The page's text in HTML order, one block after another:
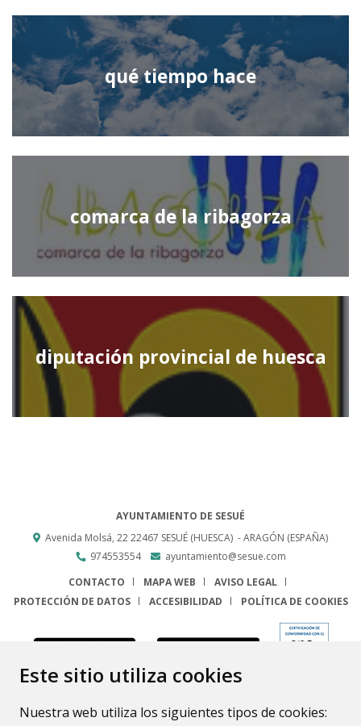
Este sitio utiliza cookies
Nuestra web utiliza los siguientes tipos de cookies:
qué tiempo hace
comarca de la ribagorza
diputación provincial de huesca
AYUNTAMIENTO DE SESUÉ
Avenida Molsá, 2222467 SESUÉ (HUESCA) - ARAGÓN (ESPAÑA)
974553554
ayuntamiento@sesue.com
CONTACTO
MAPA WEB
AVISO LEGAL
PROTECCIÓN DE DATOS
ACCESIBILIDAD POLÍTICA DE COOKIES